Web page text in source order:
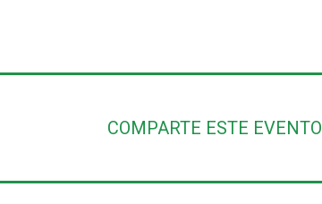
COMPARTE ESTE EVENTO